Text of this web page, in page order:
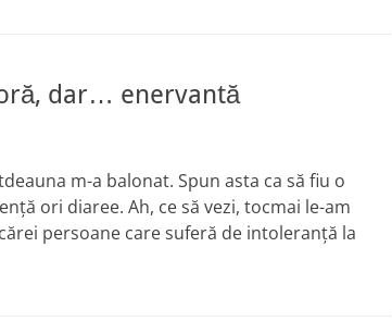
dar… enervantă
m-a balonat. Spun asta ca să fiu o
ori diaree. Ah, ce să vezi, tocmai le-am
persoane care suferă de intoleranță la